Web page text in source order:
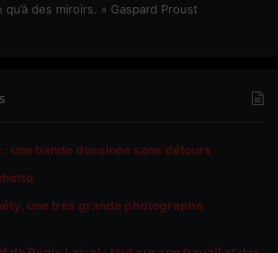
des miroirs. » Gaspard Proust
une bande dessinée sans détours
une très grande photographe